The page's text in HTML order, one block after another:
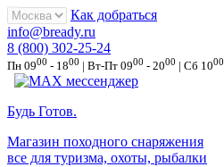
Как добраться
info@bready.ru
8 (800) 302-25-24
Пн 0900 - 1800 | Вт-Пт 0900 - 2000 | Сб 1000
Будь Готов.
Магазин походного снаряжения
все для туризма, охоты, рыбалки